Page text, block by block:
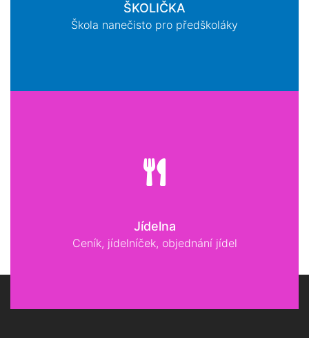
ŠKOLIČKA
Škola nanečisto pro předškoláky
Jídelna
Ceník, jídelníček, objednání jídel